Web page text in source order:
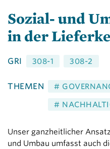
Sozial-und
in der
GRI 308-1 308-2
THEMEN
#
#
Unser ganzheitlicher
und Umbau umfasst auch